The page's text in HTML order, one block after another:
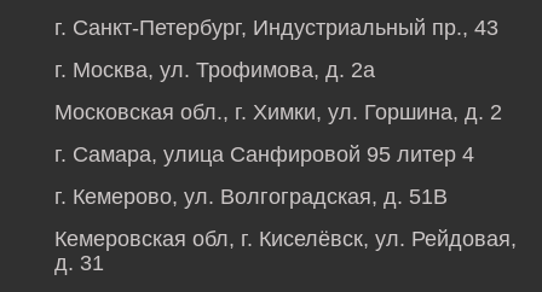
г. Санкт-Петербург, Индустриальный пр., 43
г. Москва, ул. Трофимова, д. 2а
Московская обл., г. Химки, ул. Горшина, д. 2
г. Самара, улица Санфировой 95 литер 4
г. Кемерово, ул. Волгоградская, д. 51В
Кемеровская обл, г. Киселёвск, ул. Рейдовая,
д. 31